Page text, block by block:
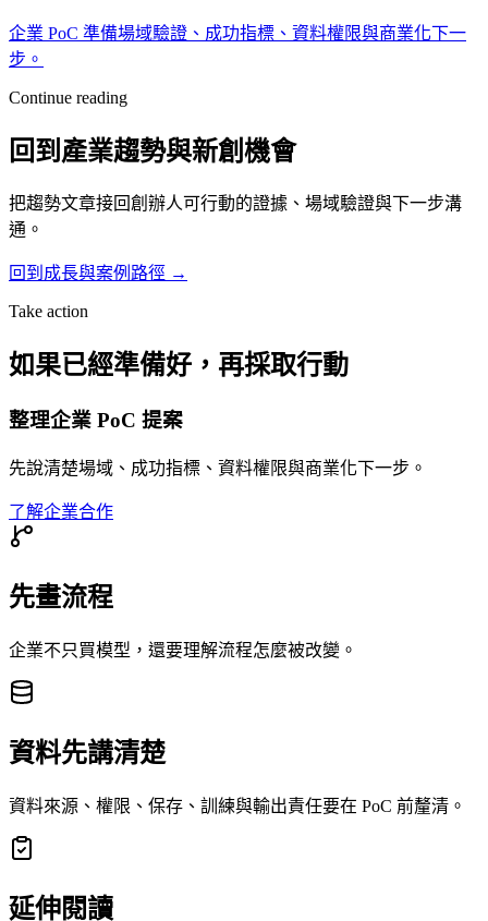
企業 PoC 準備場域驗證、成功指標、資料權限與商業化下一
步。
Continue reading
回到產業趨勢與新創機會
把趨勢文章接回創辦人可行動的證據、場域驗證與下一步溝
通。
回到成長與案例路徑 →
Take action
如果已經準備好，再採取行動
整理企業 PoC 提案
先說清楚場域、成功指標、資料權限與商業化下一步。
了解企業合作
先畫流程
企業不只買模型，還要理解流程怎麼被改變。
資料先講清楚
資料來源、權限、保存、訓練與輸出責任要在 PoC 前釐清。
延伸閱讀